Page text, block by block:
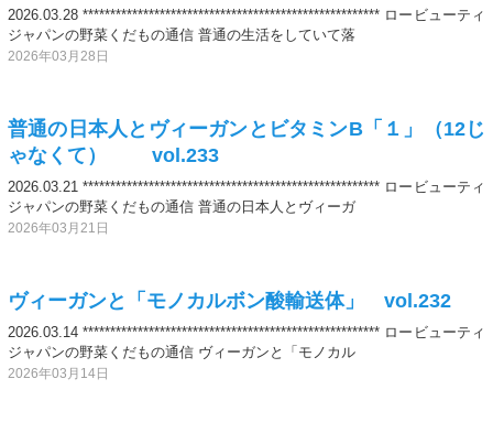
2026.03.28 ****************************************************** ロービューティ
ジャパンの野菜くだもの通信 普通の生活をしていて落
2026年03月28日
普通の日本人とヴィーガンとビタミンB「１」（12じ
ゃなくて） vol.233
2026.03.21 ****************************************************** ロービューティ
ジャパンの野菜くだもの通信 普通の日本人とヴィーガ
2026年03月21日
ヴィーガンと「モノカルボン酸輸送体」 vol.232
2026.03.14 ****************************************************** ロービューティ
ジャパンの野菜くだもの通信 ヴィーガンと「モノカル
2026年03月14日